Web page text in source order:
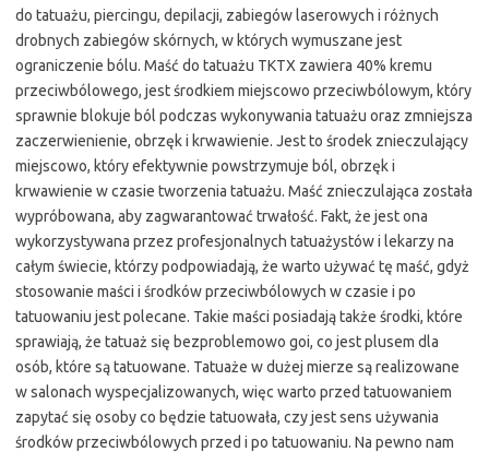
do tatuażu, piercingu, depilacji, zabiegów laserowych i różnych
drobnych zabiegów skórnych, w których wymuszane jest
ograniczenie bólu. Maść do tatuażu TKTX zawiera 40% kremu
przeciwbólowego, jest środkiem miejscowo przeciwbólowym, który
sprawnie blokuje ból podczas wykonywania tatuażu oraz zmniejsza
zaczerwienienie, obrzęk i krwawienie. Jest to środek znieczulający
miejscowo, który efektywnie powstrzymuje ból, obrzęk i
krwawienie w czasie tworzenia tatuażu. Maść znieczulająca została
wypróbowana, aby zagwarantować trwałość. Fakt, że jest ona
wykorzystywana przez profesjonalnych tatuażystów i lekarzy na
całym świecie, którzy podpowiadają, że warto używać tę maść, gdyż
stosowanie maści i środków przeciwbólowych w czasie i po
tatuowaniu jest polecane. Takie maści posiadają także środki, które
sprawiają, że tatuaż się bezproblemowo goi, co jest plusem dla
osób, które są tatuowane. Tatuaże w dużej mierze są realizowane
w salonach wyspecjalizowanych, więc warto przed tatuowaniem
zapytać się osoby co będzie tatuowała, czy jest sens używania
środków przeciwbólowych przed i po tatuowaniu. Na pewno nam